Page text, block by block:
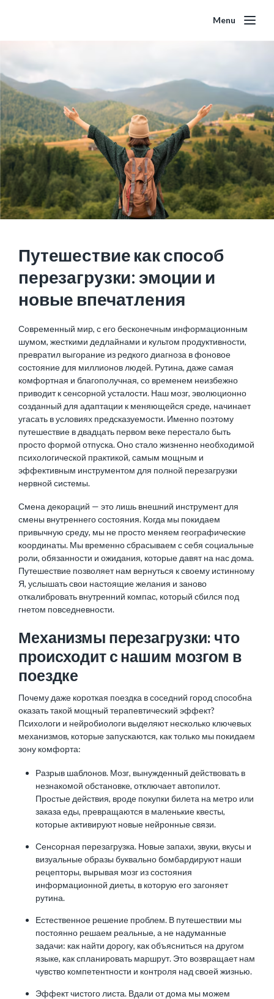
Menu
Путешествие как способ
перезагрузки: эмоции и
новые впечатления
Современный мир, с его бесконечным информационным
шумом, жесткими дедлайнами и культом продуктивности,
превратил выгорание из редкого диагноза в фоновое
состояние для миллионов людей. Рутина, даже самая
комфортная и благополучная, со временем неизбежно
приводит к сенсорной усталости. Наш мозг, эволюционно
созданный для адаптации к меняющейся среде, начинает
угасать в условиях предсказуемости. Именно поэтому
путешествие в двадцать первом веке перестало быть
просто формой отпуска. Оно стало жизненно необходимой
психологической практикой, самым мощным и
эффективным инструментом для полной перезагрузки
нервной системы.
Смена декораций — это лишь внешний инструмент для
смены внутреннего состояния. Когда мы покидаем
привычную среду, мы не просто меняем географические
координаты. Мы временно сбрасываем с себя социальные
роли, обязанности и ожидания, которые давят на нас дома.
Путешествие позволяет нам вернуться к своему истинному
Я, услышать свои настоящие желания и заново
откалибровать внутренний компас, который сбился под
гнетом повседневности.
Механизмы перезагрузки: что
происходит с нашим мозгом в
поездке
Почему даже короткая поездка в соседний город способна
оказать такой мощный терапевтический эффект?
Психологи и нейробиологи выделяют несколько ключевых
механизмов, которые запускаются, как только мы покидаем
зону комфорта:
Разрыв шаблонов. Мозг, вынужденный действовать в
незнакомой обстановке, отключает автопилот.
Простые действия, вроде покупки билета на метро или
заказа еды, превращаются в маленькие квесты,
которые активируют новые нейронные связи.
Сенсорная перезагрузка. Новые запахи, звуки, вкусы и
визуальные образы буквально бомбардируют наши
рецепторы, вырывая мозг из состояния
информационной диеты, в которую его загоняет
рутина.
Естественное решение проблем. В путешествии мы
постоянно решаем реальные, а не надуманные
задачи: как найти дорогу, как объясниться на другом
языке, как спланировать маршрут. Это возвращает нам
чувство компетентности и контроля над своей жизнью.
Эффект чистого листа. Вдали от дома мы можем